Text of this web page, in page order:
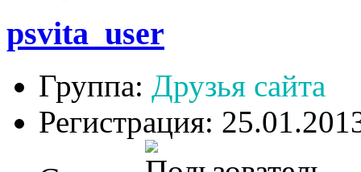
psvita_user
Группа: Друзья сайта
Регистрация: